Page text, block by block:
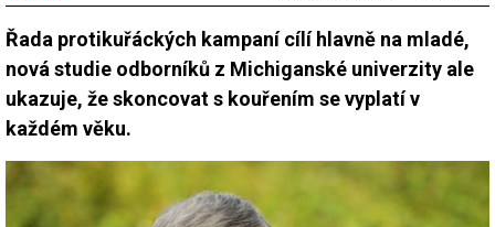
Řada protikuřáckých kampaní cílí hlavně na mladé,
nová studie odborníků z Michiganské univerzity ale
ukazuje, že skoncovat s kouřením se vyplatí v
každém věku.